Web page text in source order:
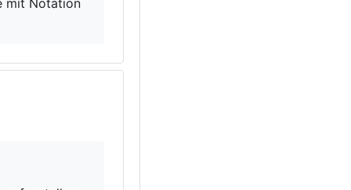
mit Notation